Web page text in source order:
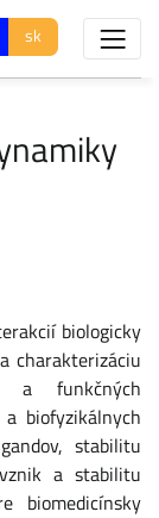
sk
biologicky
charakterizáciu
a funkčných
biofyzikálnych
stabilitu
a stabilitu
biomedicínsky